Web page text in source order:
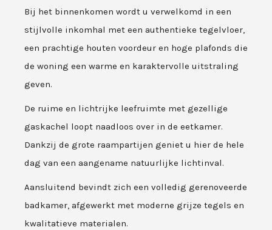
Bij het binnenkomen wordt u verwelkomd in een
stijlvolle inkomhal met een authentieke tegelvloer,
een prachtige houten voordeur en hoge plafonds die
de woning een warme en karaktervolle uitstraling
geven.
De ruime en lichtrijke leefruimte met gezellige
gaskachel loopt naadloos over in de eetkamer.
Dankzij de grote raampartijen geniet u hier de hele
dag van een aangename natuurlijke lichtinval.
Aansluitend bevindt zich een volledig gerenoveerde
badkamer, afgewerkt met moderne grijze tegels en
kwalitatieve materialen.